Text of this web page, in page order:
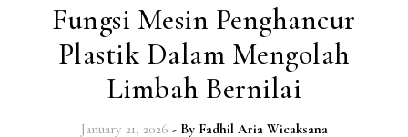
Fungsi Mesin Penghancur
Plastik Dalam Mengolah
Limbah Bernilai
January 21, 2026 - By Fadhil Aria Wicaksana